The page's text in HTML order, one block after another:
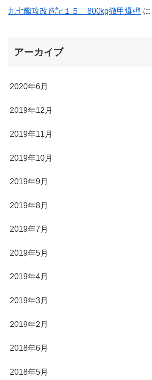
九七艦攻改造記１５ 800kg徹甲爆弾 に
アーカイブ
2020年6月
2019年12月
2019年11月
2019年10月
2019年9月
2019年8月
2019年7月
2019年5月
2019年4月
2019年3月
2019年2月
2018年6月
2018年5月